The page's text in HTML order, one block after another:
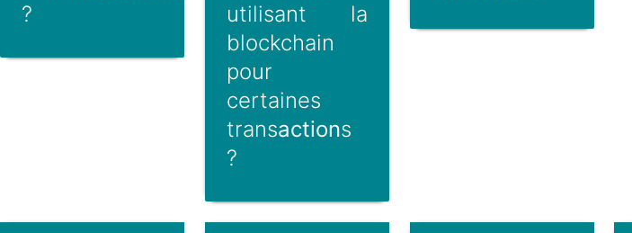
?
utilisant la
blockchain
pour
certaines
transactions
?